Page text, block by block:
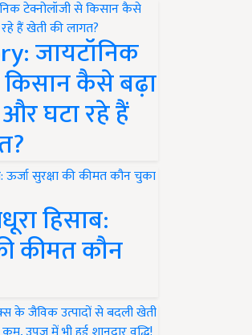
जायटॉनिक
कैसे बढ़ा
घटा रहे हैं
हिसाब:
कीमत कौन